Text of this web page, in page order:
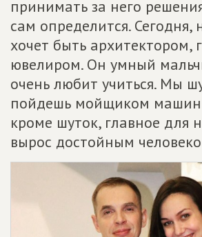
принимать за него
сам определится. Сегодня,
хочет быть архитектором,
ювелиром. Он умный
очень любит учиться. Мы
пойдешь мойщиком машин
кроме шуток, главное для
вырос достойным